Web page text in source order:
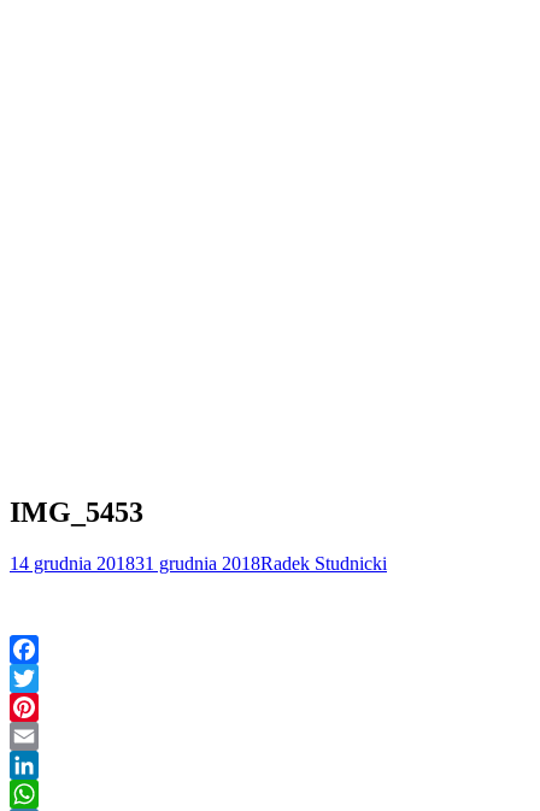
IMG_5453
14 grudnia 201831 grudnia 2018Radek Studnicki
Facebook
Twitter
Pinterest
Email
LinkedIn